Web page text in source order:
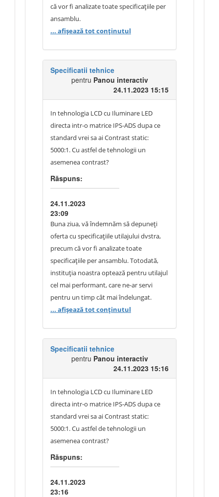
că vor fi analizate toate specificațiile per
ansamblu.
... afișează tot conținutul
Specificatii tehnice
pentru Panou interactiv
24.11.2023 15:15
In tehnologia LCD cu Iluminare LED
directa intr-o matrice IPS-ADS dupa ce
standard vrei sa ai Contrast static:
5000:1. Cu astfel de tehnologii un
asemenea contrast?
Răspuns:
24.11.2023
23:09
Buna ziua, vă îndemnăm să depuneți
oferta cu specificațiile utilajului dvstra,
precum că vor fi analizate toate
specificațiile per ansamblu. Totodată,
instituția noastra optează pentru utilajul
cel mai performant, care ne-ar servi
pentru un timp cât mai îndelungat.
Mulțumim pentru întrebare.
... afișează tot conținutul
Specificatii tehnice
pentru Panou interactiv
24.11.2023 15:16
In tehnologia LCD cu Iluminare LED
directa intr-o matrice IPS-ADS dupa ce
standard vrei sa ai Contrast static:
5000:1. Cu astfel de tehnologii un
asemenea contrast?
Răspuns:
24.11.2023
23:16